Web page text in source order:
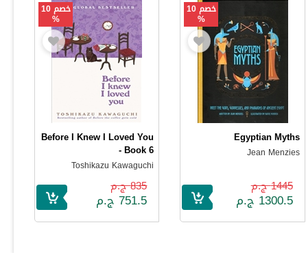
خصم 10
%
Egyptian Myths
Jean Menzies
1445 ج.م
1300.5 ج.م
خصم 10
%
Before I Knew I Loved You
- Book 6
Toshikazu Kawaguchi
835 ج.م
751.5 ج.م